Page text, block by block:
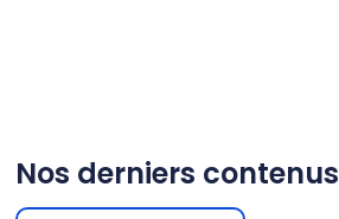
Nos derniers contenus